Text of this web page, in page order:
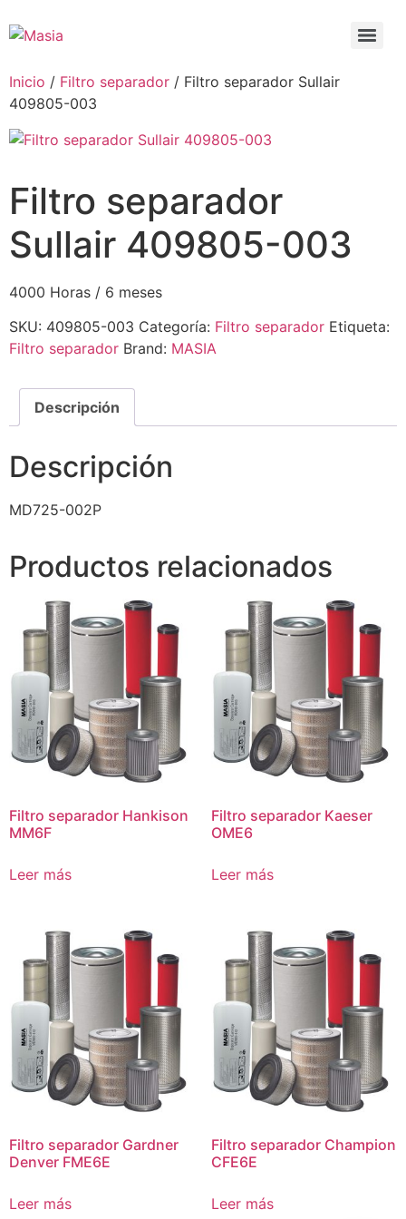
Inicio / Filtro separador / Filtro separador Sullair
409805-003
Filtro separador
Sullair 409805-003
4000 Horas / 6 meses
SKU: 409805-003 Categoría: Filtro separador Etiqueta:
Filtro separador Brand: MASIA
Descripción
Descripción
MD725-002P
Productos relacionados
Filtro separador Hankison
MM6F
Leer más
Filtro separador Kaeser
OME6
Leer más
Filtro separador Gardner
Denver FME6E
Leer más
Filtro separador Champion
CFE6E
Leer más